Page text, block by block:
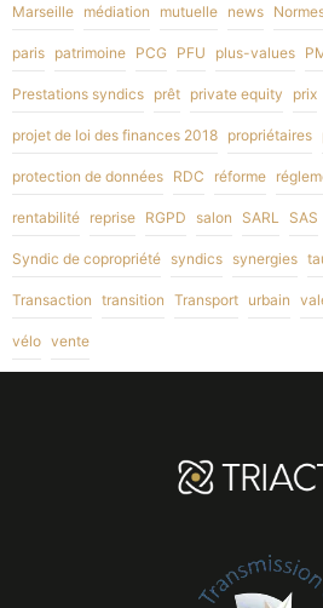
Marseille médiation mutuelle news
paris patrimoine PCG PFU plus-values
Prestations syndics prêt private equity prix
projet de loi des finances 2018 propriétaires
protection de données RDC réforme
rentabilité reprise RGPD salon SARL SAS
Syndic de copropriété syndics synergies
Transaction transition Transport urbain
vélo vente